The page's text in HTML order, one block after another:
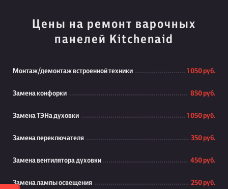
Цены на ремонт варочных
панелей Kitchenaid
Монтаж/демонтаж встроенной техники 1 050 руб.
Замена конфорки 850 руб.
Замена ТЭНа духовки 1 050 руб.
Замена переключателя 350 руб.
Замена вентилятора духовки 450 руб.
Замена лампы освещения 250 руб.